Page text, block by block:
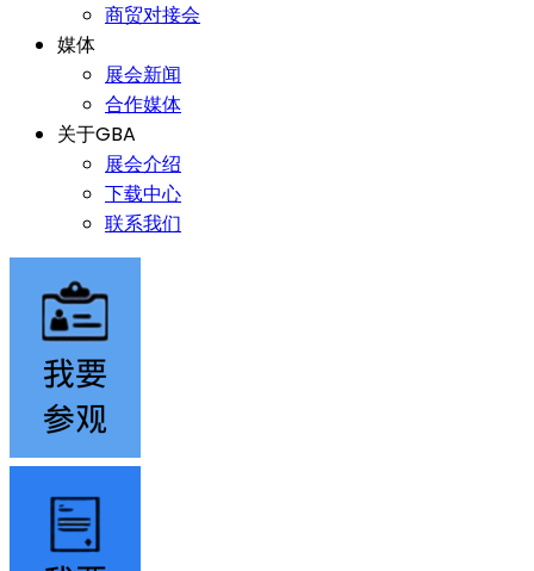
商贸对接会
媒体
展会新闻
合作媒体
关于GBA
展会介绍
下载中心
联系我们